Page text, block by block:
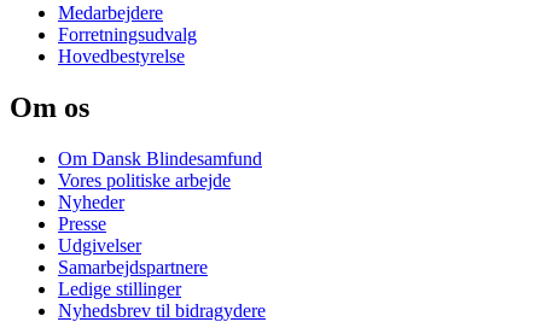
Medarbejdere
Forretningsudvalg
Hovedbestyrelse
Om os
Om Dansk Blindesamfund
Vores politiske arbejde
Nyheder
Presse
Udgivelser
Samarbejdspartnere
Ledige stillinger
Nyhedsbrev til bidragydere